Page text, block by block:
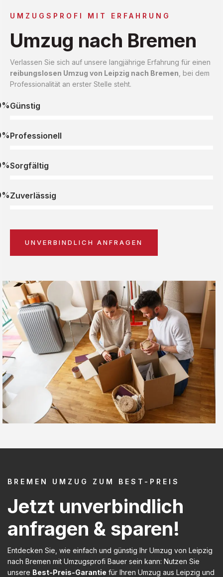
UMZUGSPROFI MIT ERFAHRUNG
Umzug nach Bremen
Verlassen Sie sich auf unsere langjährige Erfahrung für einen
reibungslosen Umzug von Leipzig nach Bremen , bei dem
Professionalität an erster Stelle steht.
Günstig
Professionell
Sorgfältig
Zuverlässig
UNVERBINDLICH ANFRAGEN
BREMEN UMZUG ZUM BEST-PREIS
Jetzt unverbindlich
anfragen & sparen!
Entdecken Sie, wie einfach und günstig Ihr Umzug von Leipzig
nach Bremen mit Umzugsprofi Bauer sein kann: Nutzen Sie
unsere Best-Preis-Garantie für Ihren Umzug aus Leipzig und